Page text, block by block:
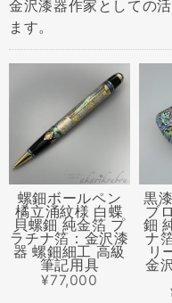
金沢漆器作家としての
ます。
螺鈿ボールペン
橘立涌紋様 白蝶
貝螺鈿 純金箔 プ
ラチナ箔：金沢漆
器 螺鈿細工 高級
筆記用具
¥77,000
黒
ブ
鈿
ナ
リ
金